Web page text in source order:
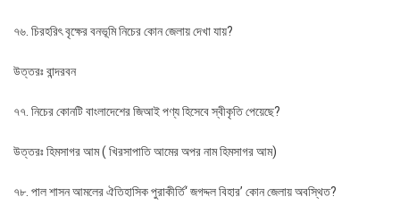
৭৬. চিরহরিৎ বৃক্ষের বনভূমি নিচের কোন জেলায় দেখা যায়?
উত্তরঃ বান্দরবন
৭৭. নিচের কোনটি বাংলাদেশের জিআই পণ্য হিসেবে স্বীকৃতি পেয়েছে?
উত্তরঃ হিমসাগর আম ( খিরসাপাতি আমের অপর নাম হিমসাগর আম)
৭৮. পাল শাসন আমলের ঐতিহাসিক পুরাকীর্তি‘ জগদ্দল বিহার’ কোন জেলায় অবস্থিত?